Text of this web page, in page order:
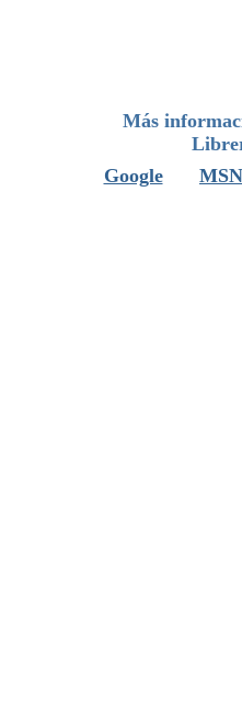
Más
Google
MSN